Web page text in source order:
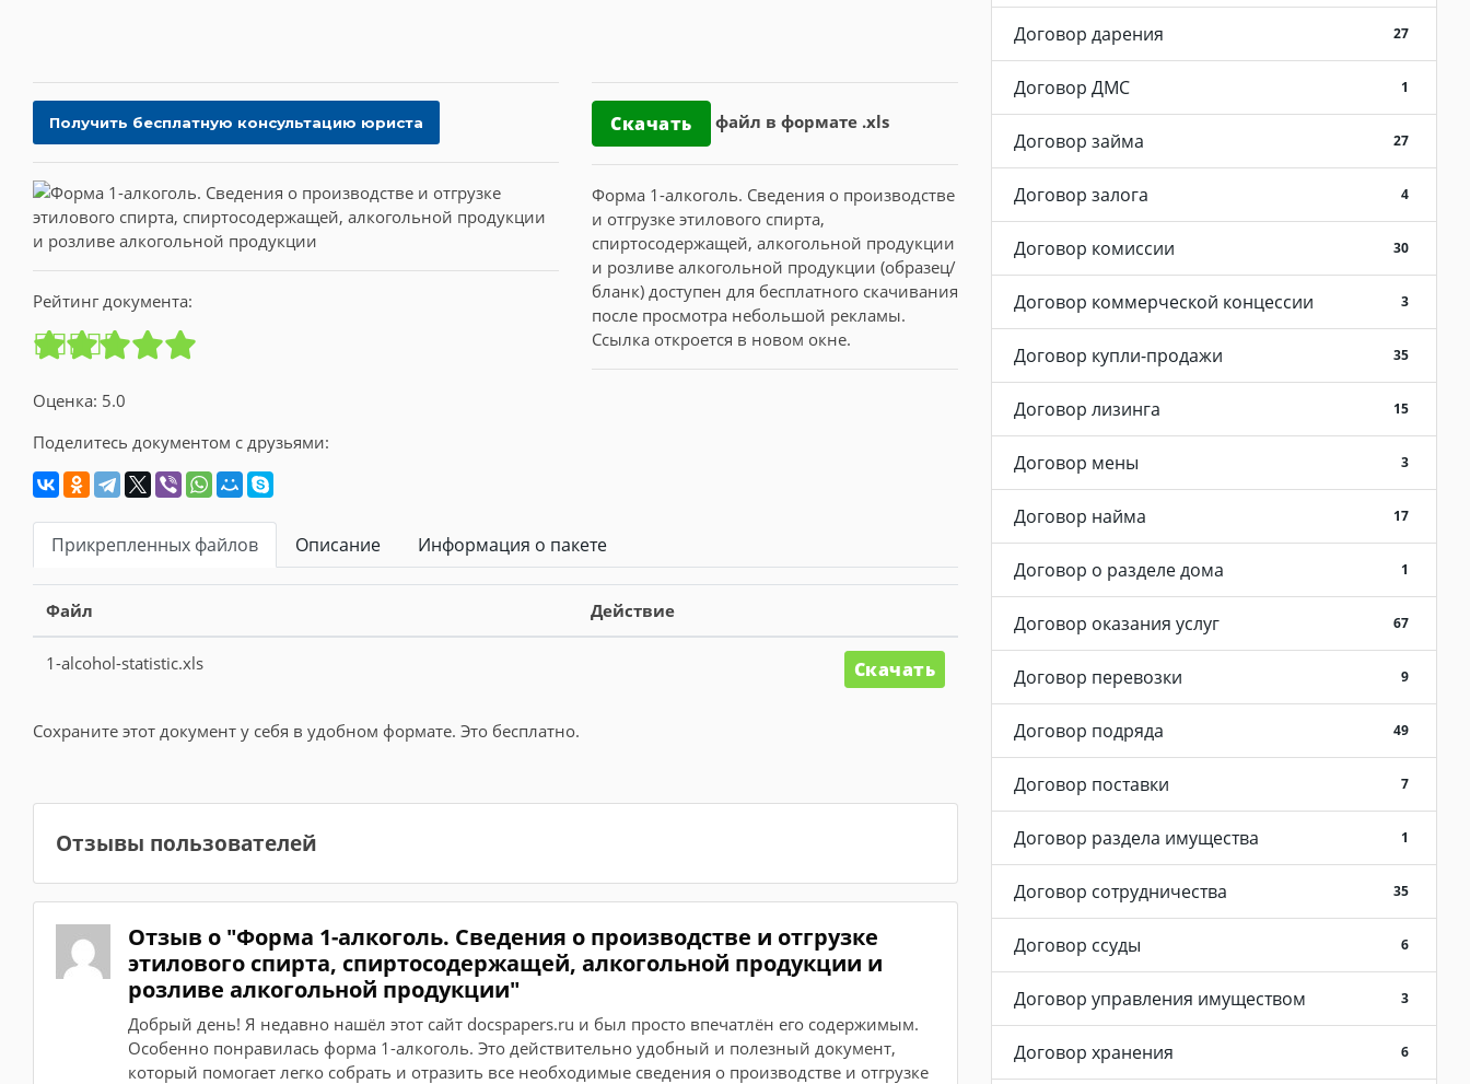
Рейтинг документа:
Оценка: 5.0
Поделитесь документом с друзьями:
Скачать файл в формате .xls
Форма 1-алкоголь. Сведения о производстве
и отгрузке этилового спирта,
спиртосодержащей, алкогольной продукции
и розливе алкогольной продукции (образец/
бланк) доступен для бесплатного скачивания
после просмотра небольшой рекламы.
Ссылка откроется в новом окне.
Прикрепленных файлов Описание Информация о пакете
Файл Действие
1-alcohol-statistic.xls Скачать
Сохраните этот документ у себя в удобном формате. Это бесплатно.
Отзывы пользователей
Отзыв о "Форма 1-алкоголь. Сведения о производстве и отгрузке
этилового спирта, спиртосодержащей, алкогольной продукции и
розливе алкогольной продукции"
Добрый день! Я недавно нашёл этот сайт docspapers.ru и был просто впечатлён его содержимым.
Особенно понравилась форма 1-алкоголь. Это действительно удобный и полезный документ,
который помогает легко собрать и отразить все необходимые сведения о производстве и отгрузке
Договор дарения 27
Договор ДМС 1
Договор займа 27
Договор залога 4
Договор комиссии 30
Договор коммерческой концессии 3
Договор купли-продажи 35
Договор лизинга 15
Договор мены 3
Договор найма 17
Договор о разделе дома 1
Договор оказания услуг 67
Договор перевозки 9
Договор подряда 49
Договор поставки 7
Договор раздела имущества 1
Договор сотрудничества 35
Договор ссуды 6
Договор управления имуществом 3
Договор хранения 6